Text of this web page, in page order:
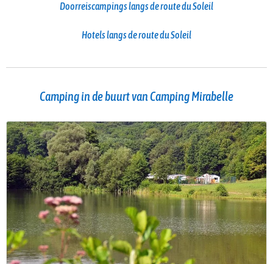
Doorreiscampings langs de route du Soleil
Hotels langs de route du Soleil
Camping in de buurt van Camping Mirabelle